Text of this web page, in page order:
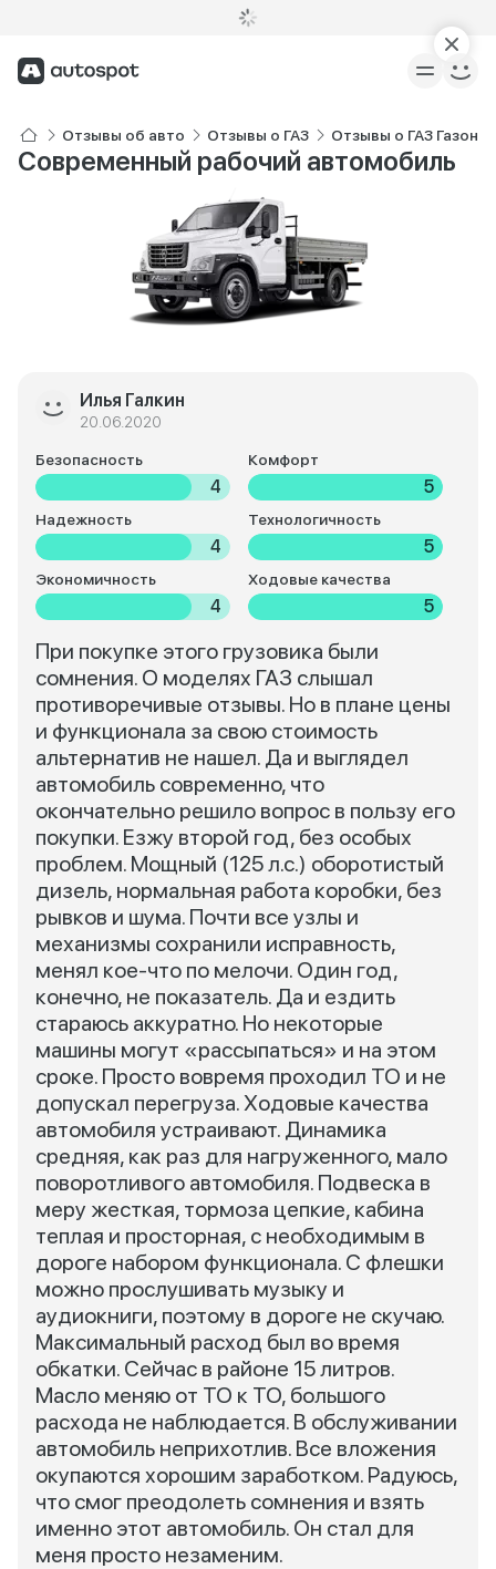
Отзывы об авто Отзывы о ГАЗ Отзывы о ГАЗ Газон
Современный рабочий автомобиль
Илья Галкин
20.06.2020
Безопасность
4
Комфорт
5
Надежность
4
Технологичность
5
Экономичность
4
Ходовые качества
5
При покупке этого грузовика были
сомнения. О моделях ГАЗ слышал
противоречивые отзывы. Но в плане цены
и функционала за свою стоимость
альтернатив не нашел. Да и выглядел
автомобиль современно, что
окончательно решило вопрос в пользу его
покупки. Езжу второй год, без особых
проблем. Мощный (125 л.с.) оборотистый
дизель, нормальная работа коробки, без
рывков и шума. Почти все узлы и
механизмы сохранили исправность,
менял кое-что по мелочи. Один год,
конечно, не показатель. Да и ездить
стараюсь аккуратно. Но некоторые
машины могут «рассыпаться» и на этом
сроке. Просто вовремя проходил ТО и не
допускал перегруза. Ходовые качества
автомобиля устраивают. Динамика
средняя, как раз для нагруженного, мало
поворотливого автомобиля. Подвеска в
меру жесткая, тормоза цепкие, кабина
теплая и просторная, с необходимым в
дороге набором функционала. С флешки
можно прослушивать музыку и
аудиокниги, поэтому в дороге не скучаю.
Максимальный расход был во время
обкатки. Сейчас в районе 15 литров.
Масло меняю от ТО к ТО, большого
расхода не наблюдается. В обслуживании
автомобиль неприхотлив. Все вложения
окупаются хорошим заработком. Радуюсь,
что смог преодолеть сомнения и взять
именно этот автомобиль. Он стал для
меня просто незаменим.